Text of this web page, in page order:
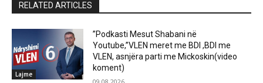
RELATED ARTICLES
Lajme
”Podkasti Mesut Shabani në
Youtube,”VLEN meret me BDI ,BDI me
VLEN, asnjëra parti me Mickoskin(video
koment)